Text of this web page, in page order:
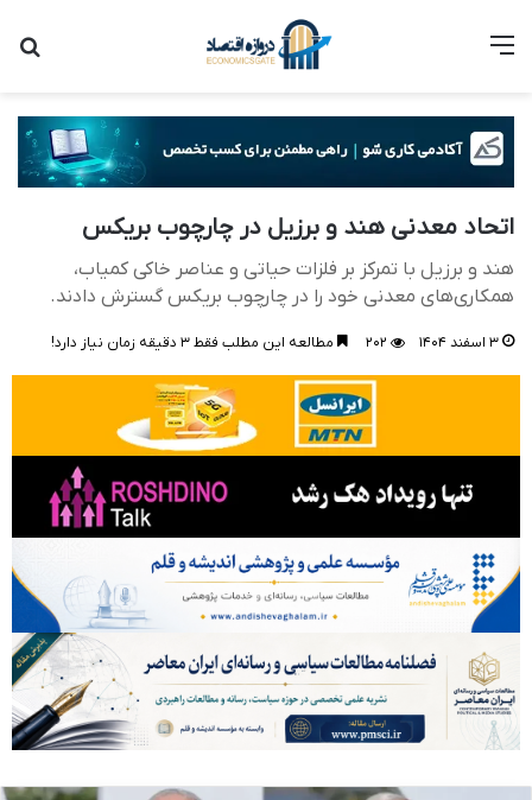
منو
اتحاد معدنی هند و برزیل در چارچوب بریکس
هند و برزیل با تمرکز بر فلزات حیاتی و عناصر خاکی کمیاب،
همکاری‌های معدنی خود را در چارچوب بریکس گسترش دادند.
۳ اسفند ۱۴۰۴ ۲۰۲ مطالعه این مطلب فقط ۳ دقیقه زمان نیاز دارد!